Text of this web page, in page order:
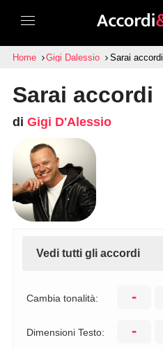
Home Gigi Dalessio Sarai accordi
Sarai accordi
di Gigi D'Alessio
Vedi tutti gli accordi
Cambia tonalità: -
Dimensioni Testo: -